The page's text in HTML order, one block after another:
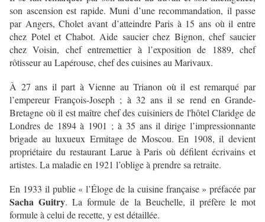
son ascension est rapide. Muni d’une recommandation, il passe
par Angers, Cholet avant d’atteindre Paris à 15 ans où il entre
chez Potel et Chabot. Aide saucier chez Bignon, chef saucier
chez Voisin, chef entremettier à l’exposition de 1889, chef
rôtisseur au Lapérouse, chef des cuisines au Marivaux.
À 27 ans il part à Vienne au Trianon où il est remarqué par
l’empereur François-Joseph ; à 32 ans il se rend en Grande-
Bretagne où il est maître chef des cuisiniers de l'hôtel Claridge de
Londres de 1894 à 1901 ; à 35 ans il dirige l’impressionnante
brigade au luxueux Ermitage de Moscou. En 1908, il devient
propriétaire du restaurant Larue à Paris où défilent écrivains et
artistes. La maladie en 1921 l’oblige à prendre sa retraite.
En 1933 il publie « l’Éloge de la cuisine française » préfacée par
Sacha Guitry. La formule de la Beuchelle, il préfère le mot
formule à celui de recette, y est détaillée.